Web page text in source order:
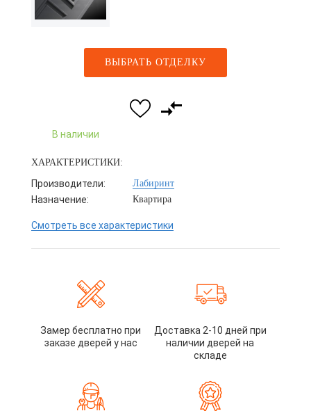
ВЫБРАТЬ ОТДЕЛКУ
В наличии
ХАРАКТЕРИСТИКИ:
Производители: Лабиринт
Назначение: Квартира
Смотреть все характеристики
Замер бесплатно при
заказе дверей у нас
Доставка 2-10 дней при
наличии дверей на
складе